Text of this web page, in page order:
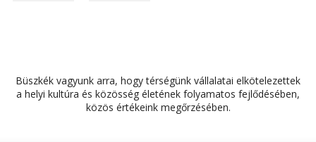
Büszkék vagyunk arra, hogy térségünk vállalatai elkötelezettek
a helyi kultúra és közösség életének folyamatos fejlődésében,
közös értékeink megőrzésében.